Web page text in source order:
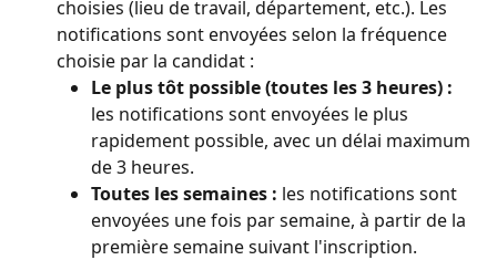
choisies (lieu de travail, département, etc.). Les
notifications sont envoyées selon la fréquence
choisie par la candidat :
Le plus tôt possible (toutes les 3 heures) :
les notifications sont envoyées le plus
rapidement possible, avec un délai maximum
de 3 heures.
Toutes les semaines : les notifications sont
envoyées une fois par semaine, à partir de la
première semaine suivant l'inscription.